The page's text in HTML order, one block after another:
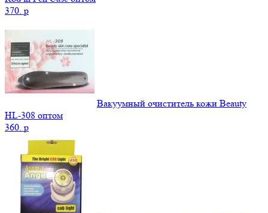
370. p
Вакуумный очиститель кожи Beauty
НL-308 оптом
360. p